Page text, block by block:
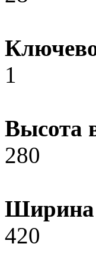
1
Высота
280
Ширина
420